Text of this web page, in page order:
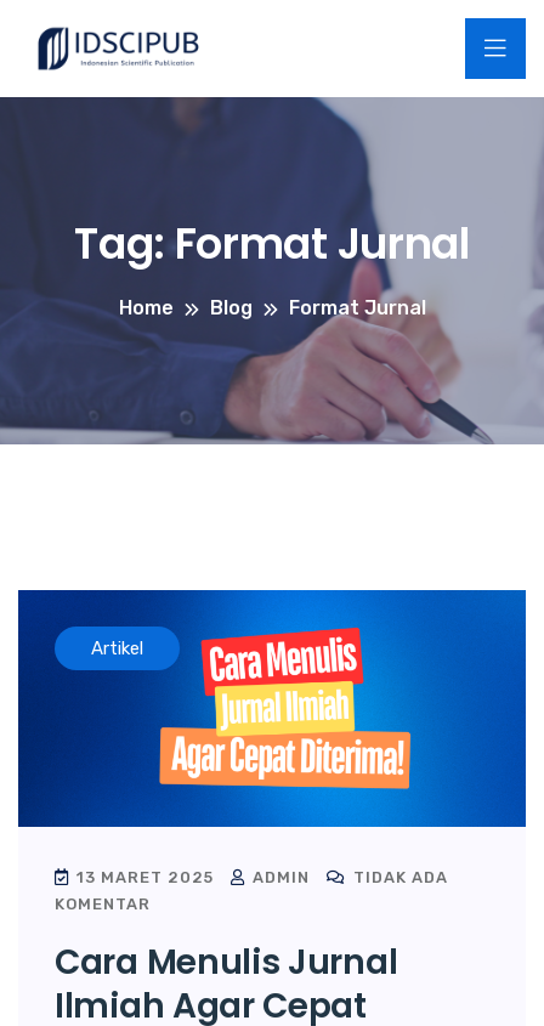
Tag:Format Jurnal
Home Blog Format Jurnal
Artikel
13 MARET 2025 ADMIN
TIDAK ADA
KOMENTAR
Cara Menulis Jurnal
Ilmiah Agar Cepat